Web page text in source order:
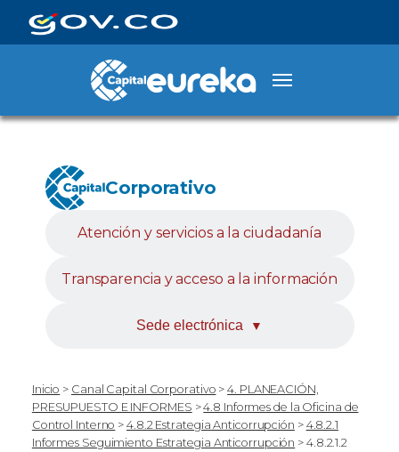
Corporativo
Atención y servicios a la ciudadanía
Transparencia y acceso a la información
Sede electrónica ▼
Inicio > Canal Capital Corporativo >4. PLANEACIÓN,
PRESUPUESTO E INFORMES >4.8 Informes de la Oficina de
Control Interno >4.8.2 Estrategia Anticorrupción > 4.8.2.1
Informes Seguimiento Estrategia Anticorrupción > 4.8.2.1.2